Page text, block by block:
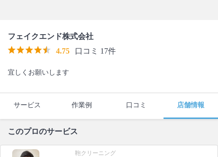
フェイクエンド株式会社
4.75
口コミ 17件
宜しくお願いします
サービス 作業例 口コミ 店舗情報
このプロのサービス
鞄クリーニング